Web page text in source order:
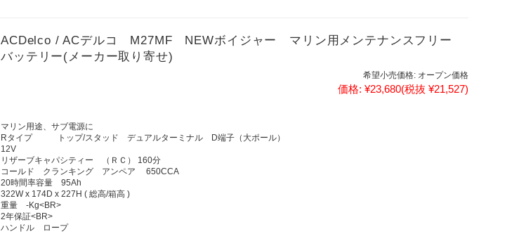
ACDelco / ACデルコ M27MF NEWボイジャー マリン用メンテナンスフリー
バッテリー(メーカー取り寄せ)
希望小売価格: オープン価格
価格: ¥23,680(税抜 ¥21,527)
マリン用途、サブ電源に
Rタイプ トップ/スタッド デュアルターミナル D端子（大ポール）
12V
リザーブキャパシティー （ＲＣ） 160分
コールド クランキング アンペア 650CCA
20時間率容量 95Ah
322W x 174D x 227H ( 総高/箱高 )
重量 -Kg<BR>
2年保証<BR>
ハンドル ロープ